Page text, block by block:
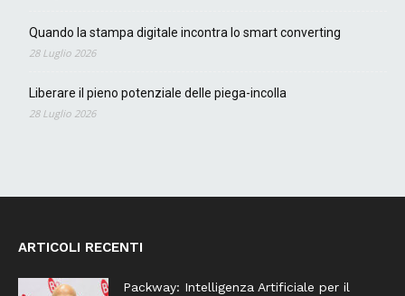
Quando la stampa digitale incontra lo smart converting
28 Luglio 2026
Liberare il pieno potenziale delle piega-incolla
28 Luglio 2026
ARTICOLI RECENTI
Packway: Intelligenza Artificiale per il